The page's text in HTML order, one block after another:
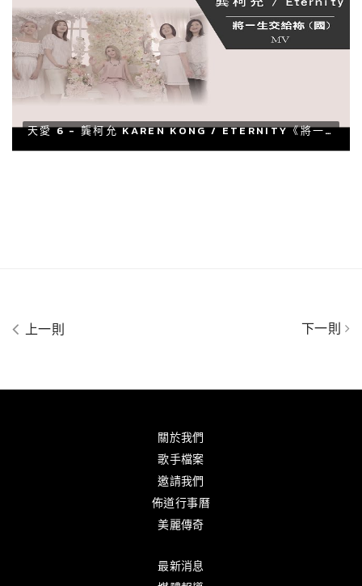
天愛 6 - 龔柯允 KAREN KONG / ETERNITY《將一生交給袮 (國)》[OFFICIAL MV]
上一則 下一則
關於我們
歌手檔案
邀請我們
佈道行事曆
美麗傳奇
最新消息